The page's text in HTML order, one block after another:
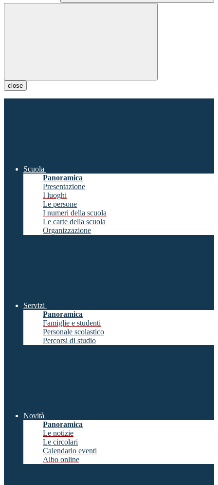
close
Scuola
Panoramica
Presentazione
I luoghi
Le persone
I numeri della scuola
Le carte della scuola
Organizzazione
Servizi
Panoramica
Famiglie e studenti
Personale scolastico
Percorsi di studio
Novità
Panoramica
Le notizie
Le circolari
Calendario eventi
Albo online